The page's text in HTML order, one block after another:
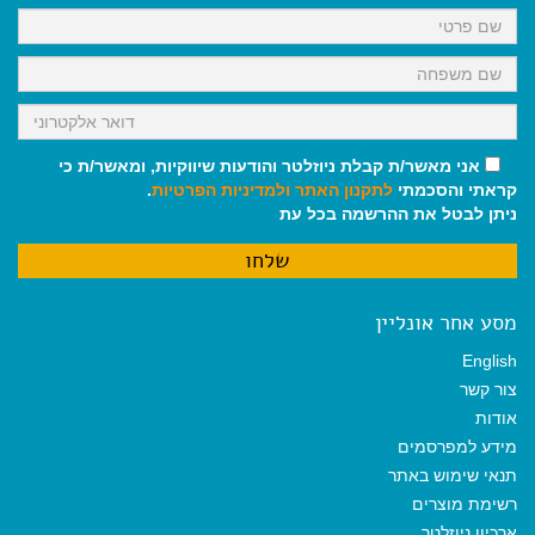
k
p
m
אני מאשר/ת קבלת ניוזלטר והודעות שיווקיות, ומאשר/ת כי
קראתי והסכמתי לתקנון האתר ולמדיניות הפרטיות.
ניתן לבטל את ההרשמה בכל עת
מסע אחר אונליין
English
צור קשר
אודות
מידע למפרסמים
תנאי שימוש באתר
רשימת מוצרים